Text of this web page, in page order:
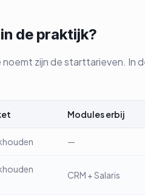
de praktijk?
zijn de starttarieven. In
Modules erbij
—
CRM + Salaris